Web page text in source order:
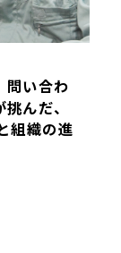
問い合わ
んだ、
組織の進